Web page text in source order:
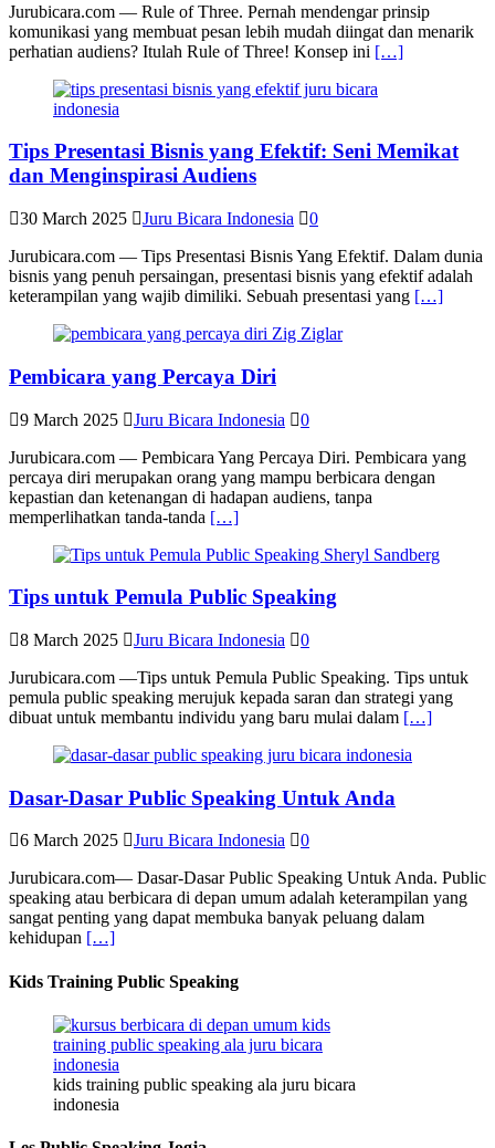
Jurubicara.com — Rule of Three. Pernah mendengar prinsip
komunikasi yang membuat pesan lebih mudah diingat dan menarik
perhatian audiens? Itulah Rule of Three! Konsep ini […]
Tips Presentasi Bisnis yang Efektif: Seni Memikat
dan Menginspirasi Audiens
30 March 2025 Juru Bicara Indonesia
0
Jurubicara.com — Tips Presentasi Bisnis Yang Efektif. Dalam dunia
bisnis yang penuh persaingan, presentasi bisnis yang efektif adalah
keterampilan yang wajib dimiliki. Sebuah presentasi yang […]
Pembicara yang Percaya Diri
9 March 2025 Juru Bicara Indonesia
0
Jurubicara.com — Pembicara Yang Percaya Diri. Pembicara yang
percaya diri merupakan orang yang mampu berbicara dengan
kepastian dan ketenangan di hadapan audiens, tanpa
memperlihatkan tanda-tanda […]
Tips untuk Pemula Public Speaking
8 March 2025 Juru Bicara Indonesia
0
Jurubicara.com —Tips untuk Pemula Public Speaking. Tips untuk
pemula public speaking merujuk kepada saran dan strategi yang
dibuat untuk membantu individu yang baru mulai dalam […]
Dasar-Dasar Public Speaking Untuk Anda
6 March 2025 Juru Bicara Indonesia
0
Jurubicara.com— Dasar-Dasar Public Speaking Untuk Anda. Public
speaking atau berbicara di depan umum adalah keterampilan yang
sangat penting yang dapat membuka banyak peluang dalam
kehidupan […]
Kids Training Public Speaking
kids training public speaking ala juru bicara
indonesia